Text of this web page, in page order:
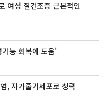
여성 질건조증 근본적인
능 회복에 도움'
, 자가줄기세포로 청력